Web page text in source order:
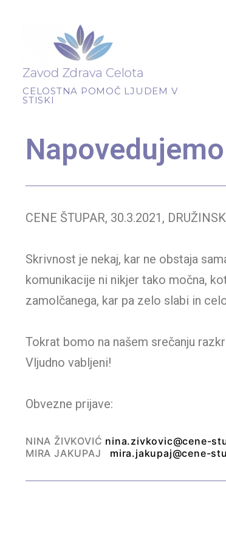
CELOSTNA POMOČ LJUDEM V
STISKI
CENE ŠTUPAR, 30.3.2021,
Skrivnost je nekaj, kar ne obstaja
komunikacije ni nikjer tako močna,
zamolčanega, kar pa zelo slabi in
Tokrat bomo na našem srečanju
Vljudno vabljeni!
Obvezne prijave:
NINA ŽIVKOVIĆ nina.zivkovic@cene-
MIRA JAKUPAJ mira.jakupaj@cene-